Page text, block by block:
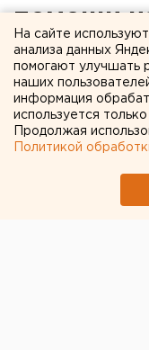
помощи
машинах
На сайте
анализа данных
помогают улучшать
наших
информация
используется
Продолжая
Политикой